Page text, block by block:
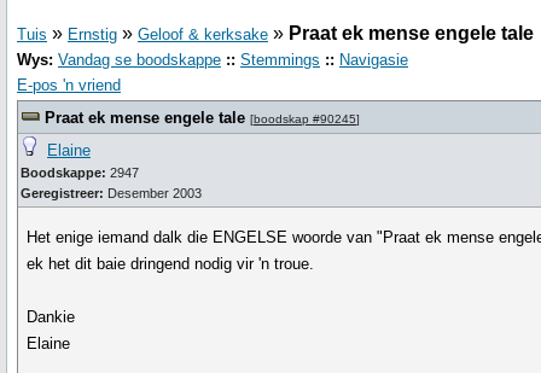
Tuis » Ernstig » Geloof & kerksake » Praat ek mense engele tale
Wys: Vandag se boodskappe :: Stemmings :: Navigasie
E-pos 'n vriend
Praat ek mense engele tale [boodskap #90245]
Elaine
Boodskappe: 2947
Geregistreer: Desember 2003
Het enige iemand dalk die ENGELSE woorde van "Praat ek mense
ek het dit baie dringend nodig vir 'n troue.
Dankie
Elaine